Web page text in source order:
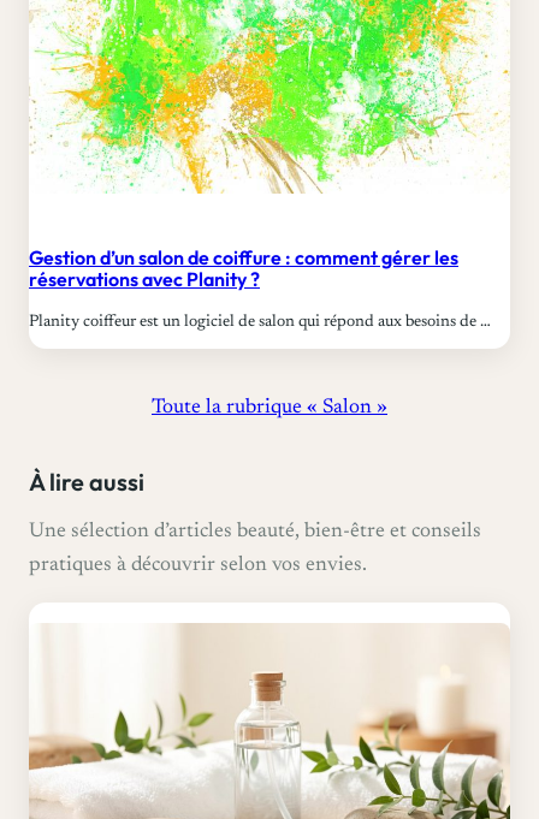
Gestion d’un salon de coiffure : comment gérer les
réservations avec Planity ?
Planity coiffeur est un logiciel de salon qui répond aux besoins de …
Toute la rubrique « Salon »
À lire aussi
Une sélection d’articles beauté, bien-être et conseils
pratiques à découvrir selon vos envies.